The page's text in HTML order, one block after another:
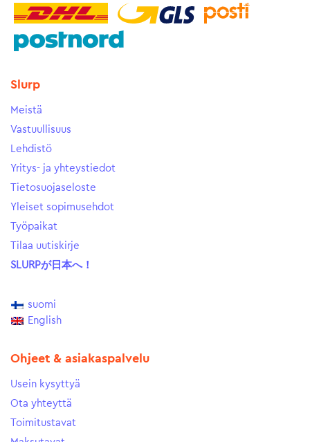
Slurp
Meistä
Vastuullisuus
Lehdistö
Yritys- ja yhteystiedot
Tietosuojaseloste
Yleiset sopimusehdot
Työpaikat
Tilaa uutiskirje
SLURPが日本へ！
suomi
English
Ohjeet & asiakaspalvelu
Usein kysyttyä
Ota yhteyttä
Toimitustavat